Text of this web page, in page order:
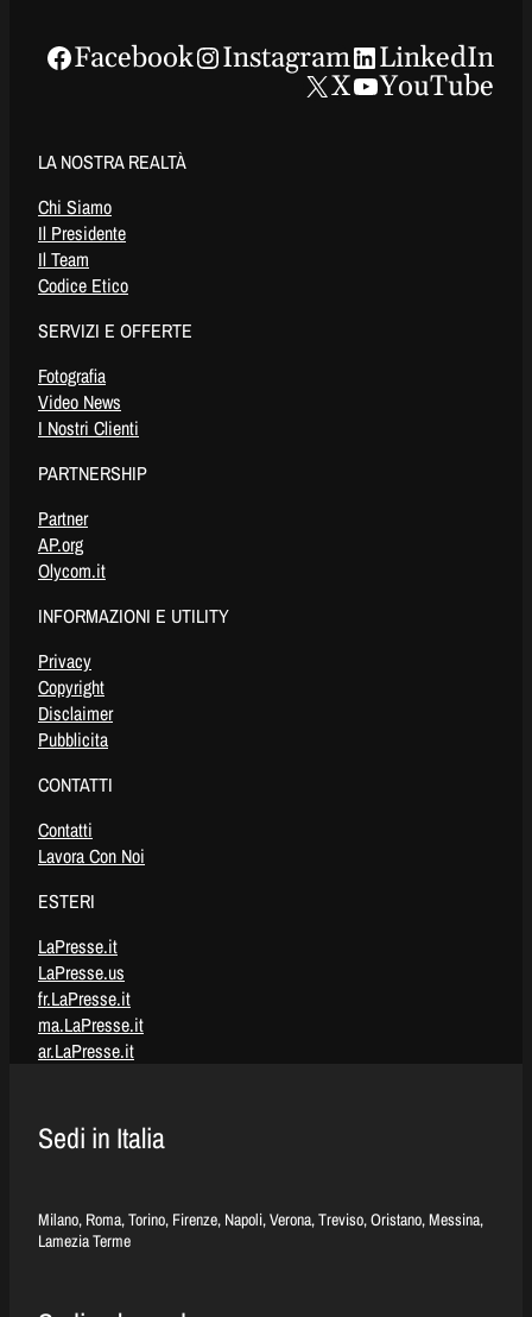
Facebook Instagram
LinkedIn
X
YouTube
LA NOSTRA REALTÀ
Chi Siamo
Il Presidente
Il Team
Codice Etico
SERVIZI E OFFERTE
Fotografia
Video News
I Nostri Clienti
PARTNERSHIP
Partner
AP.org
Olycom.it
INFORMAZIONI E UTILITY
Privacy
Copyright
Disclaimer
Pubblicita
CONTATTI
Contatti
Lavora Con Noi
ESTERI
LaPresse.it
LaPresse.us
fr.LaPresse.it
ma.LaPresse.it
ar.LaPresse.it
Sedi in Italia
Milano, Roma, Torino, Firenze, Napoli, Verona, Treviso, Oristano, Messina,
Lamezia Terme